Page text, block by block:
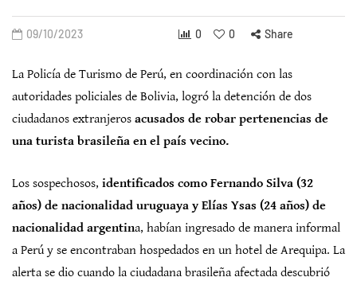
09/10/2023 0 0 Share
La Policía de Turismo de Perú, en coordinación con las
autoridades policiales de Bolivia, logró la detención de dos
ciudadanos extranjeros acusados de robar pertenencias de
una turista brasileña en el país vecino.
Los sospechosos, identificados como Fernando Silva (32
años) de nacionalidad uruguaya y Elías Ysas (24 años) de
nacionalidad argentina, habían ingresado de manera informal
a Perú y se encontraban hospedados en un hotel de Arequipa. La
alerta se dio cuando la ciudadana brasileña afectada descubrió